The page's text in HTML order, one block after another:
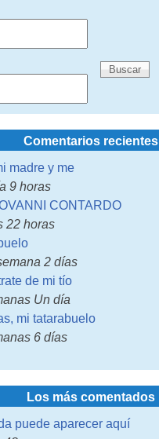
Comentarios recientes
madre y me
9 horas
CONTARDO
22 horas
2 días
de mi tío
Un día
mi tatarabuelo
6 días
Los más comentados
puede aparecer aquí